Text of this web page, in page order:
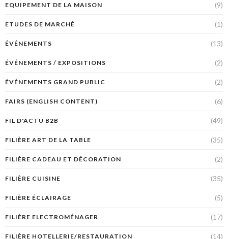
EQUIPEMENT DE LA MAISON (9)
ETUDES DE MARCHÉ (1)
ÉVÉNEMENTS (13)
ÉVÉNEMENTS / EXPOSITIONS (2)
ÉVÉNEMENTS GRAND PUBLIC (2)
FAIRS (ENGLISH CONTENT) (6)
FIL D'ACTU B2B (49)
FILIÈRE ART DE LA TABLE (35)
FILIÈRE CADEAU ET DÉCORATION (2)
FILIÈRE CUISINE (35)
FILIÈRE ÉCLAIRAGE (5)
FILIÈRE ELECTROMÉNAGER (17)
FILIÈRE HOTELLERIE/RESTAURATION (14)